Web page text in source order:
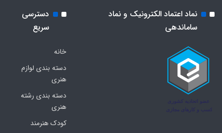
نماد اعتماد الکترونیک و نماد
ساماندهی
دسترسی
سریع
خانه
دسته بندی لوازم
هنری
دسته بندی رشته
هنری
کودک هنرمند